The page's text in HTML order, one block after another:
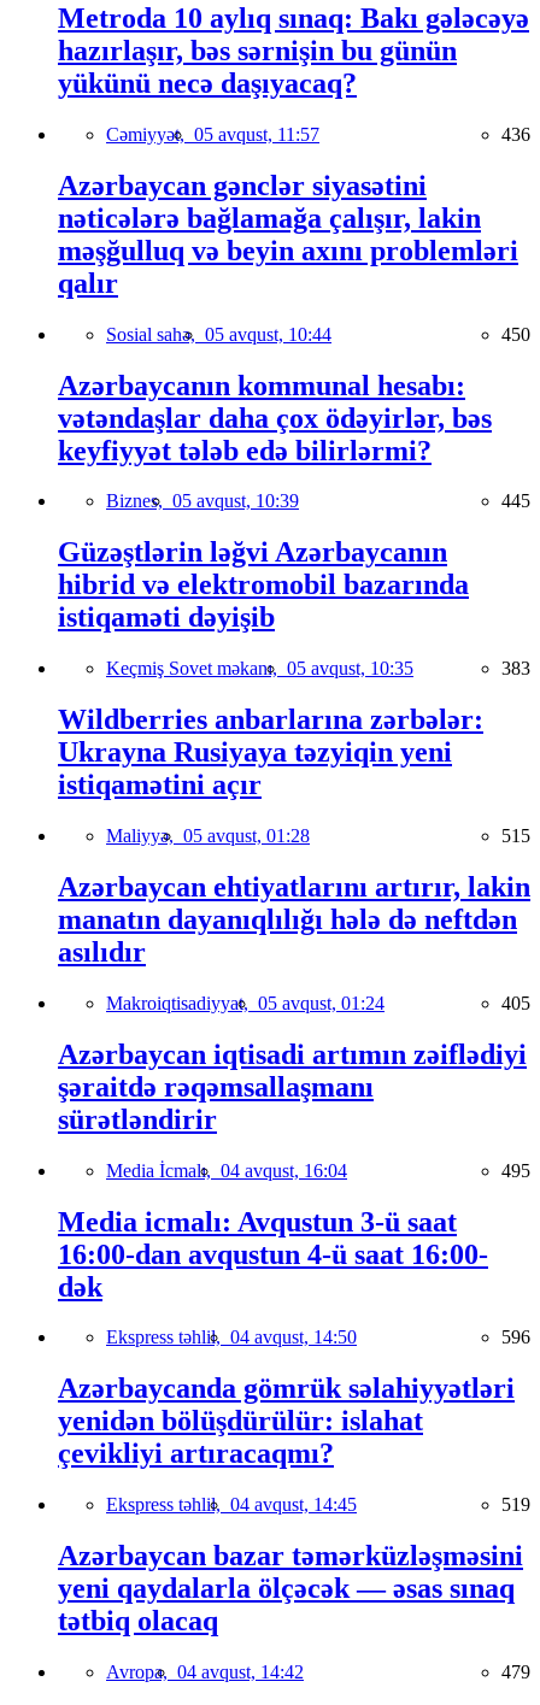
Metroda 10 aylıq sınaq: Bakı gələcəyə
hazırlaşır, bəs sərnişin bu günün
yükünü necə daşıyacaq?
Cəmiyyət, 05 avqust, 11:57 436
Azərbaycan gənclər siyasətini
nəticələrə bağlamağa çalışır, lakin
məşğulluq və beyin axını problemləri
qalır
Sosial sahə, 05 avqust, 10:44 450
Azərbaycanın kommunal hesabı:
vətəndaşlar daha çox ödəyirlər, bəs
keyfiyyət tələb edə bilirlərmi?
Biznes, 05 avqust, 10:39 445
Güzəştlərin ləğvi Azərbaycanın
hibrid və elektromobil bazarında
istiqaməti dəyişib
Keçmiş Sovet məkanı, 05 avqust, 10:35 383
Wildberries anbarlarına zərbələr:
Ukrayna Rusiyaya təzyiqin yeni
istiqamətini açır
Maliyyə, 05 avqust, 01:28 515
Azərbaycan ehtiyatlarını artırır, lakin
manatın dayanıqlılığı hələ də neftdən
asılıdır
Makroiqtisadiyyat, 05 avqust, 01:24 405
Azərbaycan iqtisadi artımın zəiflədiyi
şəraitdə rəqəmsallaşmanı
sürətləndirir
Media İcmalı, 04 avqust, 16:04 495
Media icmalı: Avqustun 3-ü saat
16:00-dan avqustun 4-ü saat 16:00-
dək
Ekspress təhlil, 04 avqust, 14:50 596
Azərbaycanda gömrük səlahiyyətləri
yenidən bölüşdürülür: islahat
çevikliyi artıracaqmı?
Ekspress təhlil, 04 avqust, 14:45 519
Azərbaycan bazar təmərküzləşməsini
yeni qaydalarla ölçəcək — əsas sınaq
tətbiq olacaq
Avropa, 04 avqust, 14:42 479